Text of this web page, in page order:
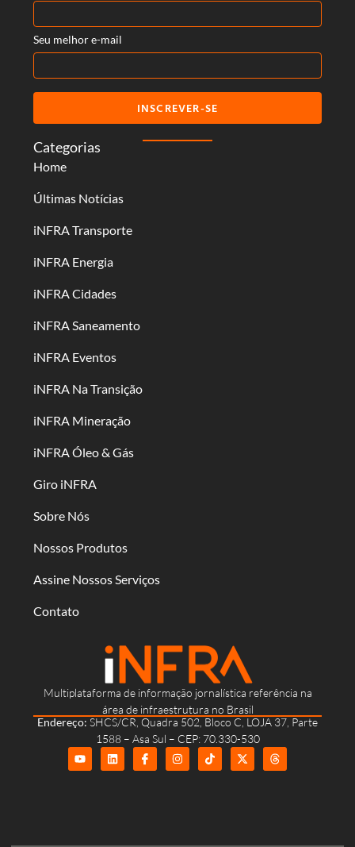
Multiplataforma de informação jornalística referência na
área de infraestrutura no Brasil
Endereço: SHCS/CR, Quadra 502, Bloco C, LOJA 37, Parte
1588 – Asa Sul – CEP: 70.330-530
Categorias
Home
Últimas Notícias
iNFRA Transporte
iNFRA Energia
iNFRA Cidades
iNFRA Saneamento
iNFRA Eventos
iNFRA Na Transição
iNFRA Mineração
iNFRA Óleo & Gás
Giro iNFRA
Sobre Nós
Nossos Produtos
Assine Nossos Serviços
Contato
Seu melhor e-mail
INSCREVER-SE